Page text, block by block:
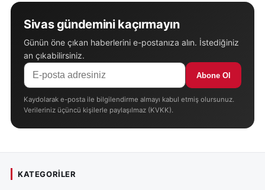
Sivas gündemini kaçırmayın
Günün öne çıkan haberlerini e-postanıza alın. İstediğiniz
an çıkabilirsiniz.
Abone Ol
Kaydolarak e-posta ile bilgilendirme almayı kabul etmiş olursunuz.
Verileriniz üçüncü kişilerle paylaşılmaz (KVKK).
KATEGORILER